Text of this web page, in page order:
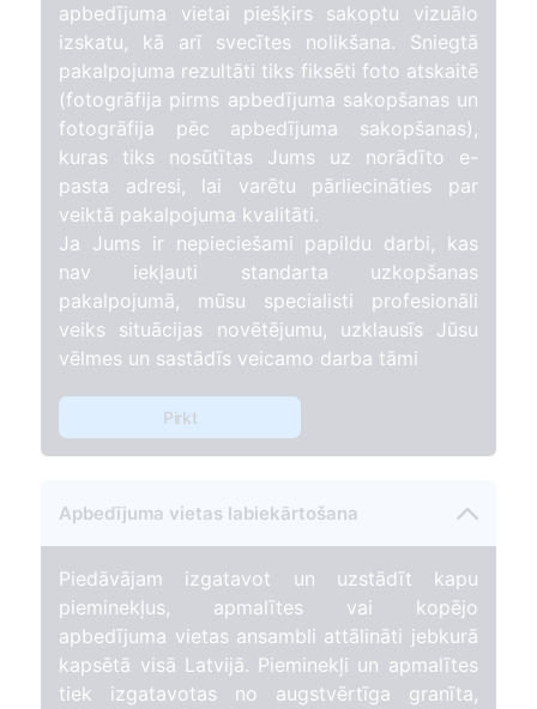
apbedījuma vietai piešķirs sakoptu vizuālo
izskatu, kā arī svecītes nolikšana. Sniegtā
pakalpojuma rezultāti tiks fiksēti foto atskaitē
(fotogrāfija pirms apbedījuma sakopšanas un
fotogrāfija pēc apbedījuma sakopšanas),
kuras tiks nosūtītas Jums uz norādīto e-
pasta adresi, lai varētu pārliecināties par
veiktā pakalpojuma kvalitāti.
Ja Jums ir nepieciešami papildu darbi, kas
nav iekļauti standarta uzkopšanas
pakalpojumā, mūsu specialisti profesionāli
veiks situācijas novētējumu, uzklausīs Jūsu
vēlmes un sastādīs veicamo darba tāmi
Pirkt
Apbedījuma vietas labiekārtošana
Piedāvājam izgatavot un uzstādīt kapu
pieminekļus, apmalītes vai kopējo
apbedījuma vietas ansambli attālināti jebkurā
kapsētā visā Latvijā. Pieminekļi un apmalītes
tiek izgatavotas no augstvērtīga granīta,